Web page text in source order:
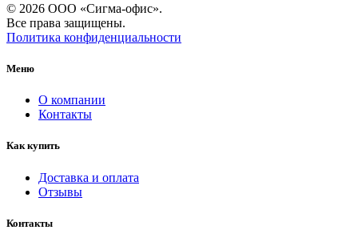
© 2026 ООО «Сигма-офис».
Все права защищены.
Политика конфиденциальности
Меню
О компании
Контакты
Как купить
Доставка и оплата
Отзывы
Контакты